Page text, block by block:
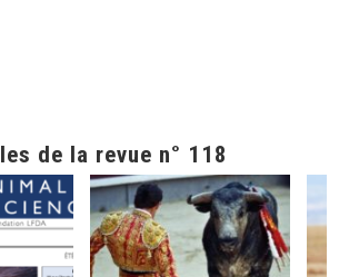
de la revue n° 118